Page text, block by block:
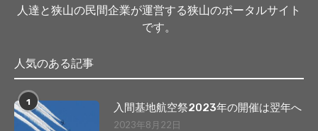
人達と狭山の民間企業が運営する狭山のポータルサイト
です。
人気のある記事
1 入間基地航空祭2023年の開催は翌年へ
2023年8月22日